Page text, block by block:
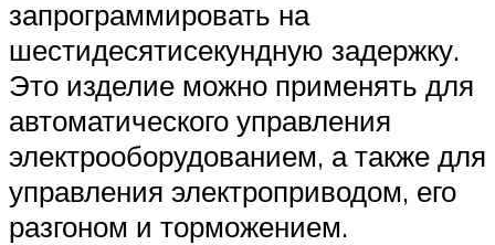
запрограммировать на
шестидесятисекундную задержку.
Это изделие можно применять для
автоматического управления
электрооборудованием, а также для
управления электроприводом, его
разгоном и торможением.